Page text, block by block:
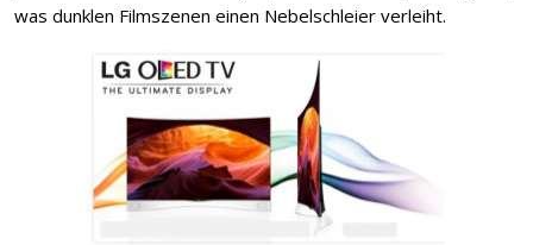
was dunklen Filmszenen einen Nebelschleier verleiht.